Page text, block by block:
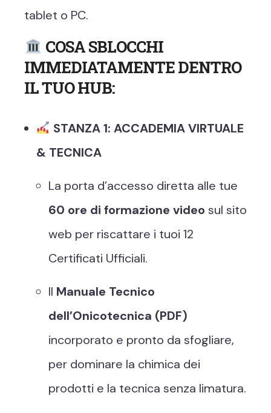
tablet o PC.
COSA SBLOCCHI
IMMEDIATAMENTE DENTRO
IL TUO HUB:
STANZA 1: ACCADEMIA VIRTUALE
& TECNICA
La porta d’accesso diretta alle tue
60 ore di formazione video sul sito
web per riscattare i tuoi 12
Certificati Ufficiali.
Il Manuale Tecnico
dell’Onicotecnica (PDF)
incorporato e pronto da sfogliare,
per dominare la chimica dei
prodotti e la tecnica senza limatura.